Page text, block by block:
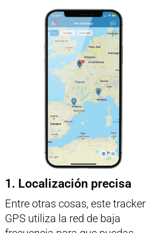
1. Localización precisa
Entre otras cosas, este tracker
GPS utiliza la red de baja